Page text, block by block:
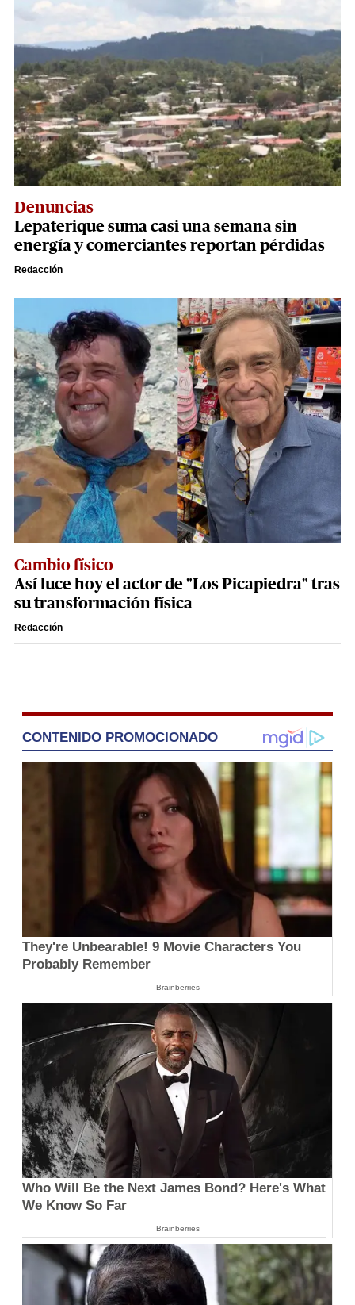
Denuncias
Lepaterique suma casi una semana sin
energía y comerciantes reportan pérdidas
Redacción
Cambio físico
Así luce hoy el actor de "Los Picapiedra" tras
su transformación física
Redacción
CONTENIDO PROMOCIONADO
They're Unbearable! 9 Movie Characters You
Probably Remember
Brainberries
Who Will Be the Next James Bond? Here's What
We Know So Far
Brainberries